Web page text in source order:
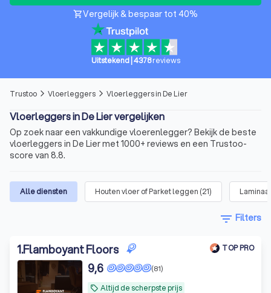
shopping_cartVergelijk & bespaar tot 40%
Uitstekend| 4378 reviews
Trustoo arrow_forward_ios Vloerleggers arrow_forward_ios Vloerleggers in De Lier
Vloerleggers in De Lier vergelijken
Op zoek naar een vakkundige vloerenlegger? Bekijk de beste
vloerleggers in De Lier met 1000+ reviews en een Trustoo-
score van 8.8.
Alle diensten Houten vloer of Parket leggen (21)
filter_list Filters
1.Flamboyant Floors TOP PRO
local_offer Altijd de scherpste prijs
(81)
9,6